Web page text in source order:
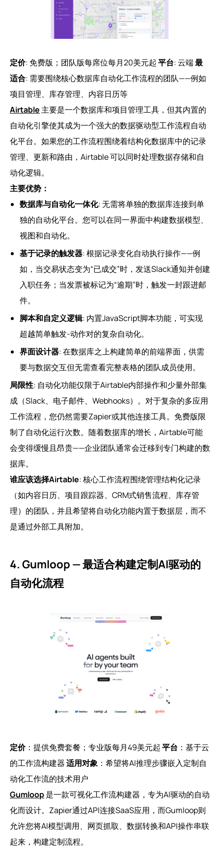
定价: 免费版；团队版每席位每月20美元起平台: 云端最
适合: 需要围绕核心数据库自动化工作流程的团队——例如
项目管理、库存管理、内容日历等
Airtable 主要是一个数据库和项目管理工具，但其内置的
自动化引擎使其成为一个强大的数据驱动型工作流程自动
化平台。如果您的工作流程围绕着结构化数据库中的记录
管理、更新和路由，Airtable 可以同时处理数据存储和自
动化逻辑。
主要优势：
数据库与自动化一体化: 无需将单独的数据库连接到单
独的自动化平台。您可以在同一界面中构建数据模型、
视图和自动化。
基于记录的触发器: 根据记录变化自动执行操作——例
如，当交易状态变为“已成交”时，发送Slack通知并创建
入职任务；当发票被标记为“逾期”时，触发一封跟进邮
件。
脚本和自定义逻辑: 内置JavaScript脚本功能，可实现
超越简单触发-动作对的复杂自动化。
界面设计器: 在数据库之上构建简单的前端界面，供需
要与数据交互但无需查看完整表格的团队成员使用。
局限性: 自动化功能仅限于Airtable内部操作和少量外部集
成（Slack、电子邮件、Webhooks）。对于复杂的多应用
工作流程，您仍然需要Zapier或其他连接工具。免费版限
制了自动化运行次数。随着数据库的增长，Airtable可能
会变得缓慢且昂贵——企业团队通常会迁移到专门构建的数
据库。
谁应该选择Airtable: 核心工作流程围绕管理结构化记录
（如内容日历、项目跟踪器、CRM式销售流程、库存管
理）的团队，并且希望将自动化功能内置于数据层，而不
是通过外部工具附加。
4. Gumloop — 最适合构建定制AI驱动的
自动化流程
定价：提供免费套餐；专业版每月49美元起平台 ：基于云
的工作流构建器适用对象 ：希望将AI推理步骤嵌入定制自
动化工作流的技术用户
Gumloop是一款可视化工作流构建器，专为AI驱动的自动
化而设计。Zapier通过API连接SaaS应用，而Gumloop则
允许您将AI模型调用、网页抓取、数据转换和API操作串联
起来，构建定制流程。